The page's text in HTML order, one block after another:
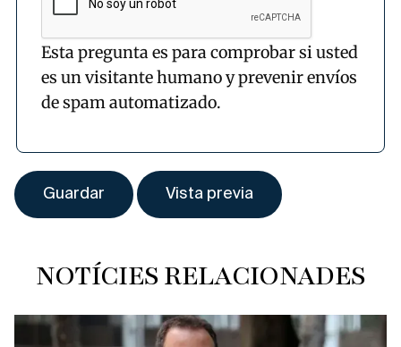
Esta pregunta es para comprobar si usted
es un visitante humano y prevenir envíos
de spam automatizado.
NOTÍCIES RELACIONADES